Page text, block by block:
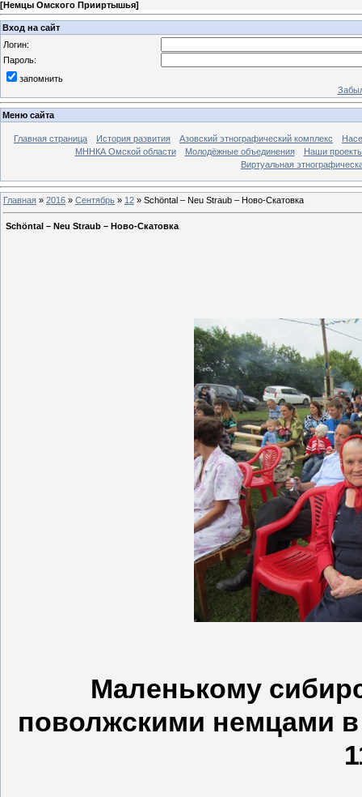
[Немцы Омского Прииртышья]
Вход на сайт
Логин:
Пароль:
запомнить
Меню сайта
Главная страница История развития Азовский этнографический комплекс
МННКА Омской области
Молодёжные объединения
Наши
Виртуальная
Главная » 2016 » Сентябрь » 12 » Schöntal – Neu Straub – Ново-Скатовка
Schöntal – Neu Straub – Ново-Скатовка
Маленькому
поволжскими немцами в